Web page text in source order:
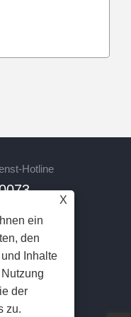
Hotline
X
ein
den
Inhalte
der
zu.